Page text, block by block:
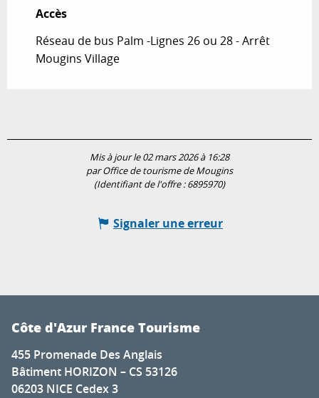
Accès
Accès
Réseau de bus Palm -Lignes 26 ou 28 - Arrêt
Mougins Village
Mis à jour le 02 mars 2026 à 16:28
par Office de tourisme de Mougins
(Identifiant de l'offre :6895970)
Signaler une erreur
Côte d'Azur France Tourisme
455 Promenade Des Anglais
Bâtiment HORIZON – CS 53126
06203 NICE Cedex 3